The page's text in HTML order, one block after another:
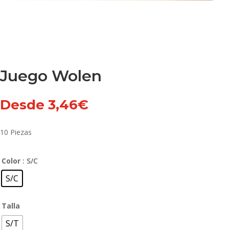
Juego Wolen
Desde 3,46€
10 Piezas
Color : S/C
S/C
Talla
S/T